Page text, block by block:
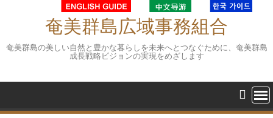
奄美群島広域事務組合
奄美群島の美しい自然と豊かな暮らしを未来へとつなぐために、奄美群島
成長戦略ビジョンの実現をめざします